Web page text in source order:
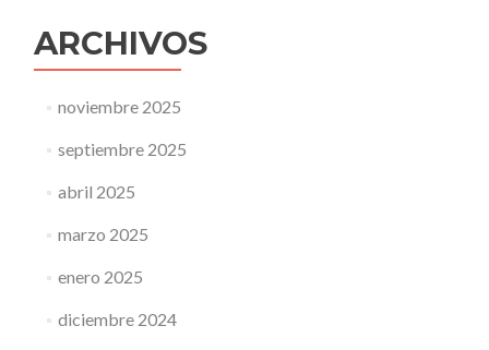
ARCHIVOS
noviembre 2025
septiembre 2025
abril 2025
marzo 2025
enero 2025
diciembre 2024